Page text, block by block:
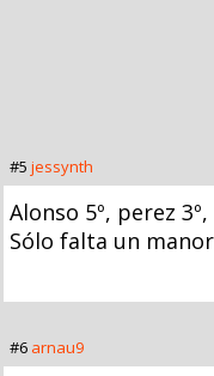
#5 jessynth
Alonso 5º, perez
Sólo falta un
#6 arnau9